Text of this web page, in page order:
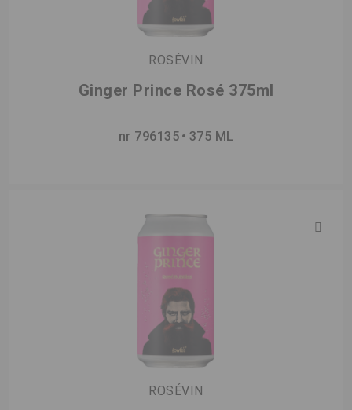
ROSÉVIN
Ginger Prince Rosé 375ml
nr 796135 375 ML
ROSÉVIN